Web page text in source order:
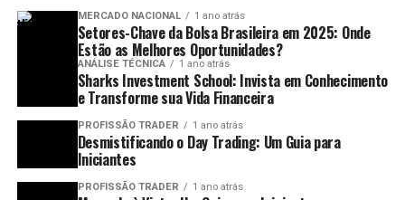
MERCADO NACIONAL 1 ano atrás
Setores-Chave da Bolsa Brasileira em 2025: Onde
Estão as Melhores Oportunidades?
ANÁLISE TÉCNICA 1 ano atrás
Sharks Investment School: Invista em Conhecimento
e Transforme sua Vida Financeira
PROFISSÃO TRADER 1 ano atrás
Desmistificando o Day Trading: Um Guia para
Iniciantes
PROFISSÃO TRADER 1 ano atrás